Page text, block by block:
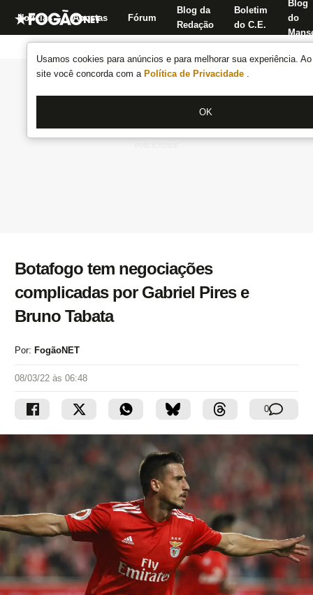
Usamos cookies para anúncios e para melhorar sua experiência.
site você concorda com a Política de Privacidade .
OK
Notícias Apostas Fórum
Blog da
Redação
Boletim
do C.E.
Blog
do
Botafogo tem negociações
complicadas por Gabriel Pires e
Bruno Tabata
Por: FogãoNET
08/03/22 às 06:48
0